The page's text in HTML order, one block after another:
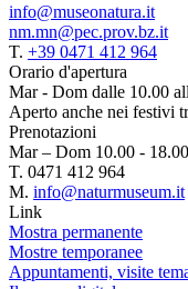
info@museonatura.it
nm.mn@pec.prov.bz.it
T. +39 0471 412 964
Orario d'apertura
Mar - Dom dalle 10.00
Aperto anche nei festivi
Prenotazioni
Mar – Dom 10.00 -
T. 0471 412 964
M. info@naturmuseum.it
Link
Mostra permanente
Mostre temporanee
Appuntamenti, visite